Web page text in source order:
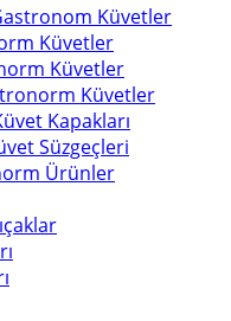
Küvetler
Küvetler
Küvetler
Küvetler
Kapakları
Süzgeçleri
Ürünler